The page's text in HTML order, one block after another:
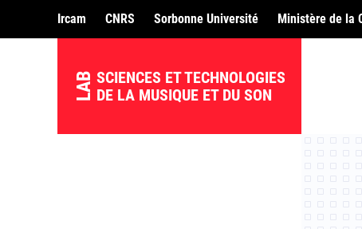
LAB SCIENCES ET TECHNOLOGIES
DE LA MUSIQUE ET DU SON
Ircam CNRS Sorbonne Université Ministère de la